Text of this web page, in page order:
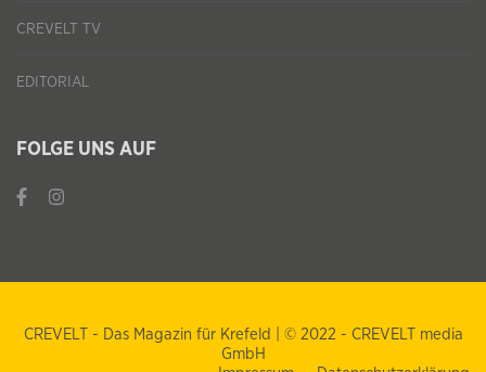
CREVELT TV
EDITORIAL
FOLGE UNS AUF
CREVELT - Das Magazin für Krefeld | © 2022 - CREVELT media
GmbH